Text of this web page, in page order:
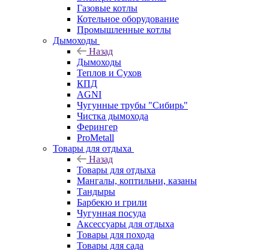
Газовые котлы
Котельное оборудование
Промышленные котлы
Дымоходы
Назад
Дымоходы
Теплов и Сухов
КПД
AGNI
Чугунные трубы "Сибирь"
Чистка дымохода
Ферингер
ProMetall
Товары для отдыха
Назад
Товары для отдыха
Мангалы, коптильни, казаны
Тандыры
Барбекю и грили
Чугунная посуда
Аксессуары для отдыха
Товары для похода
Товары для сада